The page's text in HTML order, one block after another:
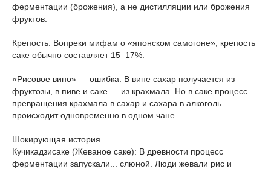
ферментации (брожения), а не дистилляции или брожения
фруктов.
Крепость: Вопреки мифам о «японском самогоне», крепость
саке обычно составляет 15–17%.
«Рисовое вино» — ошибка: В вине сахар получается из
фруктозы, в пиве и саке — из крахмала. Но в саке процесс
превращения крахмала в сахар и сахара в алкоголь
происходит одновременно в одном чане.
Шокирующая история
Кучикадзисаке (Жеваное саке): В древности процесс
ферментации запускали... слюной. Люди жевали рис и